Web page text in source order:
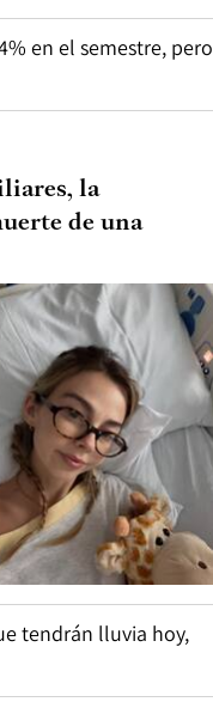
en el semestre, pero
la
de una
tendrán lluvia hoy,